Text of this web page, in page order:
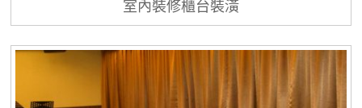
室內裝修櫃台裝潢